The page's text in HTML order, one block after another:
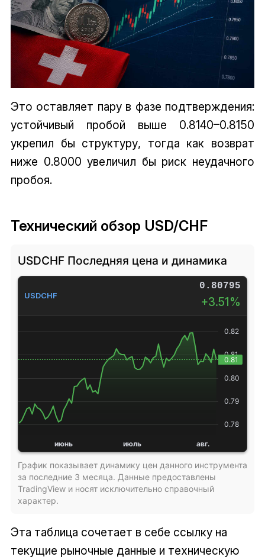
Это оставляет пару в фазе подтверждения:
устойчивый пробой выше 0.8140–0.8150
укрепил бы структуру, тогда как возврат
ниже 0.8000 увеличил бы риск неудачного
пробоя.
Технический обзор USD/CHF
USDCHF Последняя цена и динамика
USDCHF
0.80795
+3.51%
График показывает динамику цен данного инструмента
за последние 3 месяца. Данные предоставлены
TradingView и носят исключительно справочный
характер.
Эта таблица сочетает в себе ссылку на
текущие рыночные данные и техническую